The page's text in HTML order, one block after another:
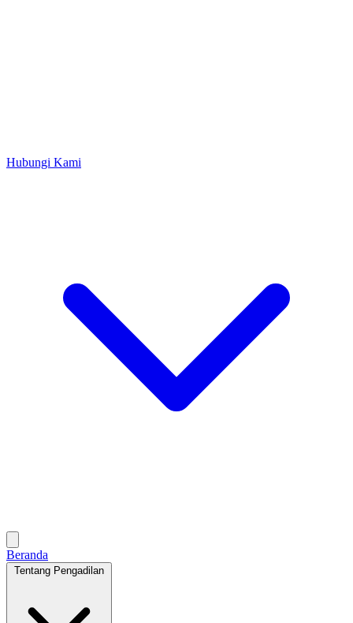
Hubungi Kami
Beranda
Tentang Pengadilan